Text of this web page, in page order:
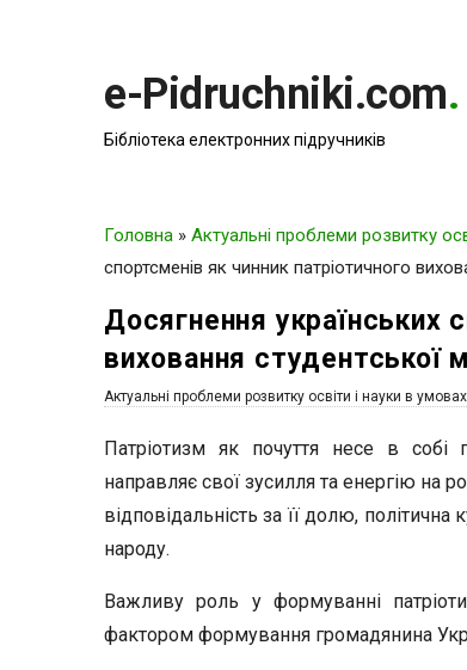
e-Pidruchniki.com.
Бібліотека електронних підручників
Головна » Актуальні проблеми розвитку
спортсменів як чинник патріотичного
Досягнення українських
виховання студентської
Актуальні проблеми розвитку освіти і науки в умовах
Патріотизм як почуття несе в собі
направляє свої зусилля та енергію на
відповідальність за її долю,
народу.
Важливу роль у формуванні
фактором формування громадянина